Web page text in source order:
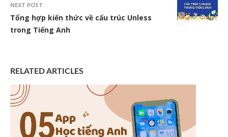
NEXT POST
Tổng hợp kiến thức về cấu trúc Unless
trong Tiếng Anh
RELATED ARTICLES